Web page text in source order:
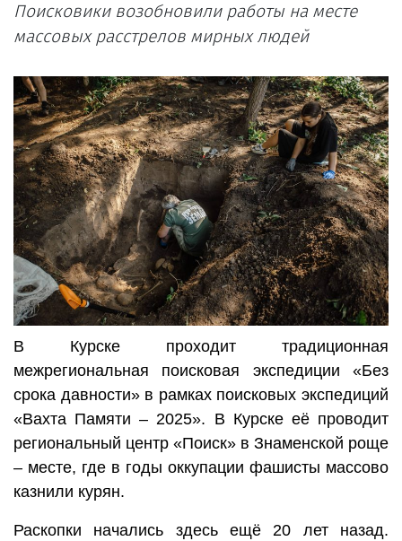
Поисковики возобновили работы на месте
массовых расстрелов мирных людей
В Курске проходит традиционная
межрегиональная поисковая экспедиции «Без
срока давности» в рамках поисковых экспедиций
«Вахта Памяти – 2025». В Курске её проводит
региональный центр «Поиск» в Знаменской роще
– месте, где в годы оккупации фашисты массово
казнили курян.
Раскопки начались здесь ещё 20 лет назад.